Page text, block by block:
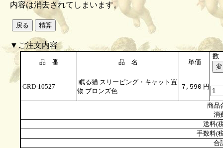
内容は消去されてしまいます。
▼ご注文内容
品 番 品 名 単価
数
GRD-10527
眠る猫 スリーピング・キャット置
物 ブロンズ色
7,590 円
商品
消
送料(
手数料(
合